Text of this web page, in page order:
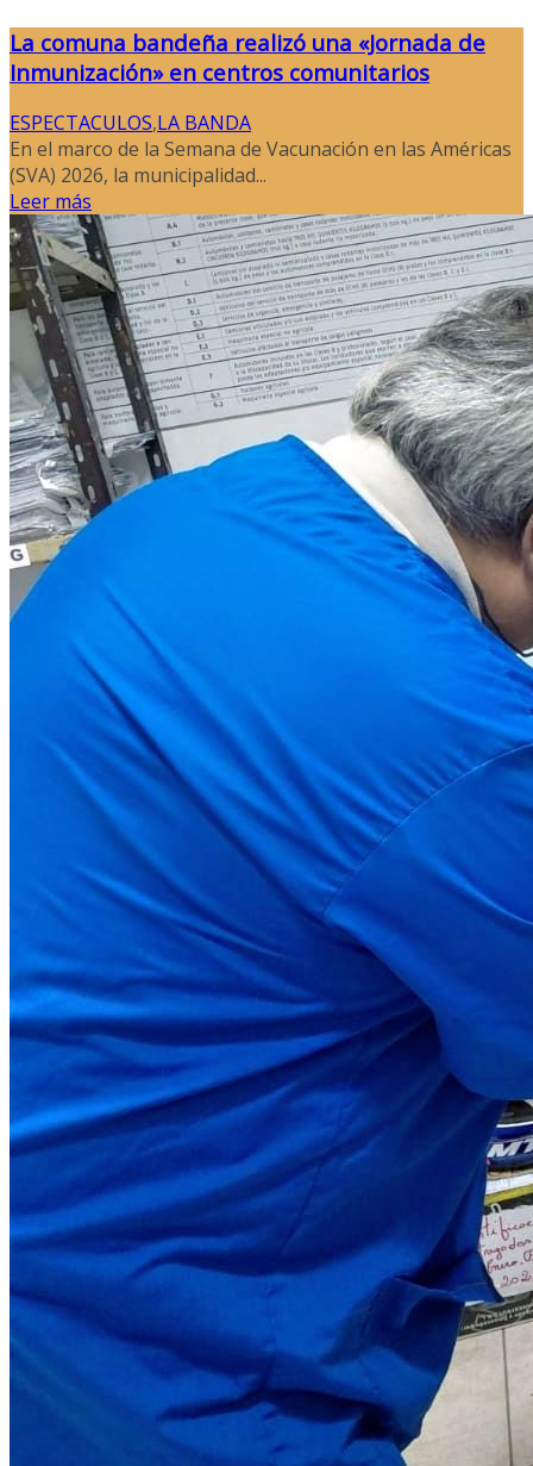
La comuna bandeña realizó una «Jornada de
Inmunización» en centros comunitarios
ESPECTACULOS,LA BANDA
En el marco de la Semana de Vacunación en las Américas
(SVA) 2026, la municipalidad...
Leer más